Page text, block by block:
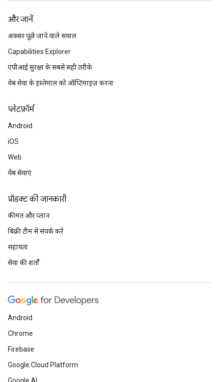
और जानें
अक्सर पूछे जाने वाले सवाल
Capabilities Explorer
एपीआई सुरक्षा के सबसे सही तरीके
वेब सेवा के इस्तेमाल को ऑप्टिमाइज़ करना
प्‍लेटफ़ॉर्म
Android
iOS
Web
वेब सेवाएं
प्रॉडक्ट की जानकारी
कीमत और प्लान
बिक्री टीम से संपर्क करें
सहायता
सेवा की शर्तों
Android
Chrome
Firebase
Google Cloud Platform